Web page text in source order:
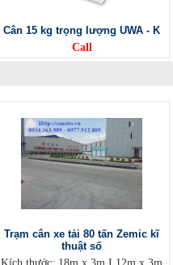
Cân 15 kg trọng lượng UWA - K
Call
Trạm cân xe tải 80 tấn Zemic kĩ
thuật số